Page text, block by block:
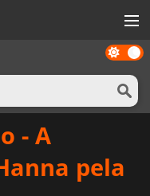
Dark
mode
- A
pela